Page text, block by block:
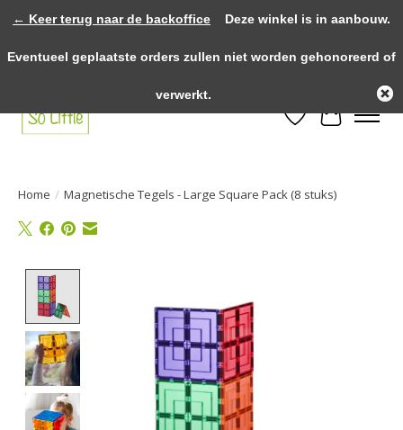
vanaf €75,- binnen NL! >>>> Fysieke winkel in Heythuysen!
Verlanglijst
Home / Magnetische Tegels - Large Square Pack (8 stuks)
← Keer terug naar de backoffice Deze winkel is in aanbouw.
Eventueel geplaatste orders zullen niet worden gehonoreerd of
verwerkt.